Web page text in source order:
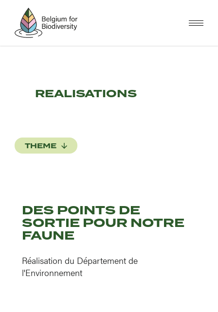
content
REALISATIONS
THEME
DES POINTS DE
SORTIE POUR NOTRE
FAUNE
Réalisation du Département de
l'Environnement